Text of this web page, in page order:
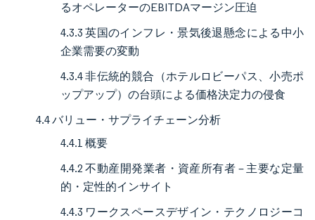
るオペレーターのEBITDAマージン圧迫
4.3.3 英国のインフレ・景気後退懸念による中小
企業需要の変動
4.3.4 非伝統的競合（ホテルロビーパス、小売ポ
ップアップ）の台頭による価格決定力の侵食
4.4 バリュー・サプライチェーン分析
4.4.1 概要
4.4.2 不動産開発業者・資産所有者 – 主要な定量
的・定性的インサイト
4.4.3 ワークスペースデザイン・テクノロジーコ